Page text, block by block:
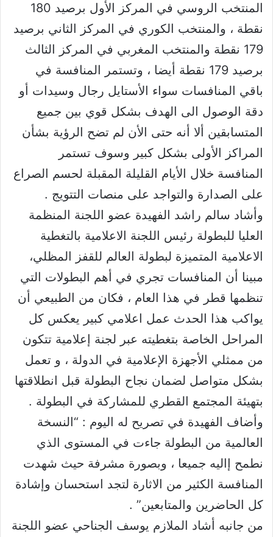
المنتخب الروسي في المركز الأول برصيد 180
نقطة ، والمنتخب الكوري في المركز الثاني برصيد
179 نقطة والمنتخب المغربي في المركز الثالث
برصيد 179 نقطة أيضا ، وتستمر المنافسة في
باقي المنافسات سواء الأستايل رجال وسيدات أو
دقة الوصول الى الهدف بشكل قوي بين جميع
المتسابقين ألا أنه حتى الأن لم تضح الرؤية بشأن
المراكز الأولى بشكل كبير وسوف تستمر
المنافسة خلال الأيام القليلة المقبلة لحسم الصراع
على الصدارة والتواجد على منصات التتويج .
وأشاد سالم راشد الفهيدة عضو اللجنة المنظمة
العليا للبطولة رئيس اللجنة الاعلامية بالتغطية
الاعلامية المتميزة لبطولة العالم للقفز المظلي،
مبينا أن المنافسات تجري في أهم البطولات التي
تنظمها قطر في هذا العام ، فكان من الطبيعي أن
يواكب هذا الحدث عمل اعلامي كبير يعكس كل
المراحل الخاصة بتغطيته عبر لجنة إعلامية تتكون
من ممثلي الأجهزة الإعلامية في الدولة ، و تعمل
بشكل متواصل لضمان نجاح البطولة قبل انطلاقتها
بتهيئة المجتمع القطري للمشاركة في البطولة .
وأضاف الفهيدة في تصريح له اليوم : “النسخة
العالمية من البطولة جاءت في المستوى الذي
نطمح إاليه جميعا ، وبصورة مشرفة حيث شهدت
المنافسة الكثير من الاثارة لتجد استحسان وإشادة
كل الحاضرين والمتابعين” .
من جانبه أشاد الملازم يوسف الجناحي عضو اللجنة